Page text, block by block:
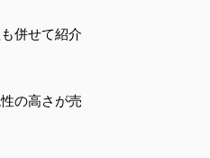
併せて紹介
の高さが売